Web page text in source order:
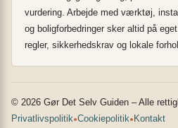
vurdering. Arbejde med værktøj,
og boligforbedringer sker altid på
regler, sikkerhedskrav og lokale
© 2026 Gør Det Selv Guiden – Alle
Privatlivspolitik•Cookiepolitik• Kontakt